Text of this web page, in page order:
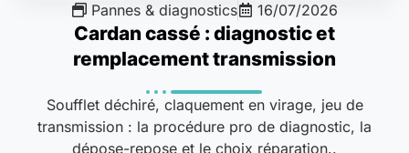
Pannes & diagnostics 16/07/2026
Cardan cassé : diagnostic et
remplacement transmission
Soufflet déchiré, claquement en virage, jeu de
transmission : la procédure pro de diagnostic, la
dépose-repose et le choix réparation..